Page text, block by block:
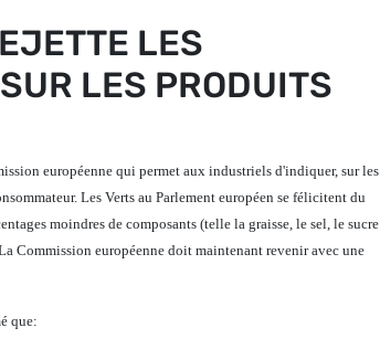
LES
LES PRODUITS
européenne qui permet aux industriels d'indiquer, sur les
Les Verts au Parlement européen se félicitent du
moindres de composants (telle la graisse, le sel, le sucre
Commission européenne doit maintenant revenir avec une
que: